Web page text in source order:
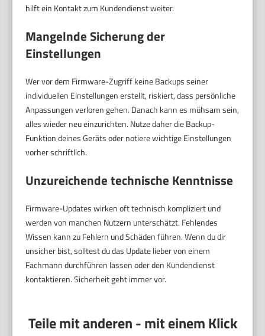
hilft ein Kontakt zum Kundendienst weiter.
Mangelnde Sicherung der
Einstellungen
Wer vor dem Firmware-Zugriff keine Backups seiner
individuellen Einstellungen erstellt, riskiert, dass persönliche
Anpassungen verloren gehen. Danach kann es mühsam sein,
alles wieder neu einzurichten. Nutze daher die Backup-
Funktion deines Geräts oder notiere wichtige Einstellungen
vorher schriftlich.
Unzureichende technische Kenntnisse
Firmware-Updates wirken oft technisch kompliziert und
werden von manchen Nutzern unterschätzt. Fehlendes
Wissen kann zu Fehlern und Schäden führen. Wenn du dir
unsicher bist, solltest du das Update lieber von einem
Fachmann durchführen lassen oder den Kundendienst
kontaktieren. Sicherheit geht immer vor.